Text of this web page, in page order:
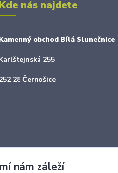
Kde nás najdete
Kamenný obchod Bílá Slunečnice
Karlštejnská 255
252 28 Černošice
nám záleží